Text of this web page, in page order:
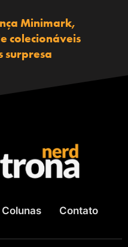
Minimark,
colecionáveis
surpresa
Colunas Contato